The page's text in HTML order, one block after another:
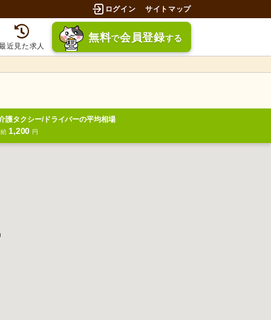
ログイン サイトマップ
近見た求人
無料で会員登録する
護タクシー/ドライバーの平均相場
1,200 円